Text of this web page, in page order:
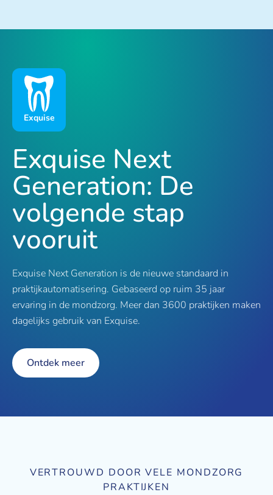
Exquise
Exquise Next
Generation: De
volgende stap
vooruit
Exquise Next Generation is de nieuwe standaard in
praktijkautomatisering. Gebaseerd op ruim 35 jaar
ervaring in de mondzorg. Meer dan 3600 praktijken maken
dagelijks gebruik van Exquise.
Ontdek meer
VERTROUWD DOOR VELE MONDZORG
PRAKTIJKEN